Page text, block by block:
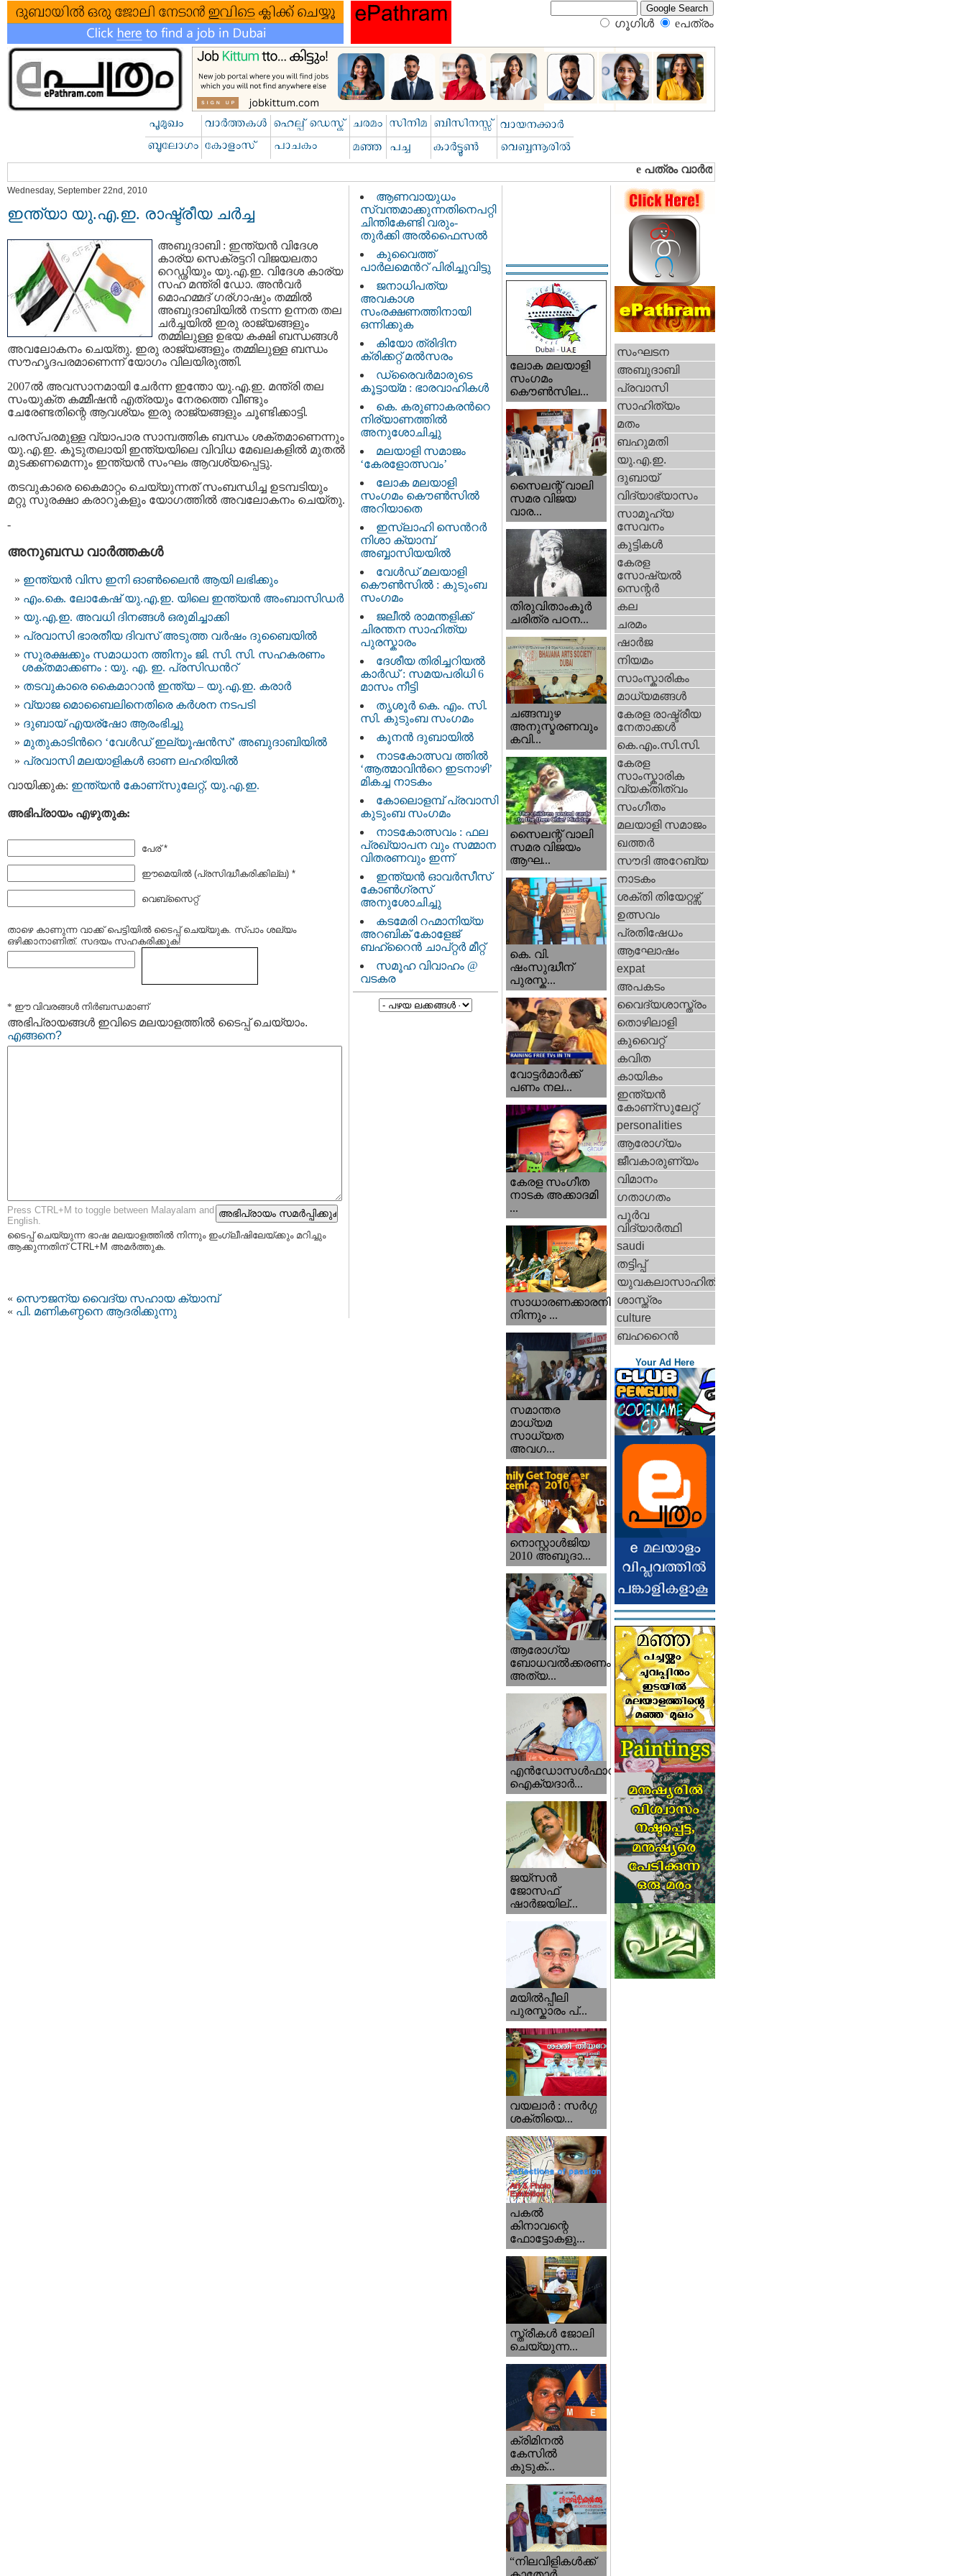
ഗൂഗിള്‍ eപത്രം‍
Wednesday, September 22nd, 2010
ഇന്ത്യാ യു.എ.ഇ. രാഷ്ട്രീയ ചര്‍ച്ച
അബുദാബി : ഇന്ത്യന്‍ വിദേശ
കാര്യ സെക്രട്ടറി വിജയലതാ
റെഡ്ഢിയും യു.എ.ഇ. വിദേശ കാര്യ
സഹ മന്ത്രി ഡോ. അന്‍വര്‍
മൊഹമ്മദ്‌ ഗര്ഗാഷും തമ്മില്‍
അബുദാബിയില്‍ നടന്ന ഉന്നത തല
ചര്‍ച്ചയില്‍ ഇരു രാജ്യങ്ങളും
തമ്മിലുള്ള ഉഭയ കക്ഷി ബന്ധങ്ങള്‍
അവലോകനം ചെയ്തു. ഇരു രാജ്യങ്ങളും തമ്മിലുള്ള ബന്ധം
സൗഹൃദപരമാണെന്ന് യോഗം വിലയിരുത്തി.
2007ല്‍ അവസാനമായി ചേര്‍ന്ന ഇന്തോ യു.എ.ഇ. മന്ത്രി തല
സംയുക്ത കമ്മീഷന്‍ എത്രയും നേരത്തെ വീണ്ടും
ചേരേണ്ടതിന്റെ ആവശ്യം ഇരു രാജ്യങ്ങളും ചൂണ്ടിക്കാട്ടി.
പരസ്പരമുള്ള വ്യാപാര സാമ്പത്തിക ബന്ധം ശക്തമാണെന്നും
യു.എ.ഇ. കൂടുതലായി ഇന്ത്യയിലെ വിവിധ മേഖലകളില്‍ മുതല്‍
മുടക്കണമെന്നും ഇന്ത്യന്‍ സംഘം ആവശ്യപ്പെട്ടു.
തടവുകാരെ കൈമാറ്റം ചെയ്യുന്നത് സംബന്ധിച്ച ഉടമ്പടിയും
മറ്റു സുരക്ഷാ കരാറുകളും യോഗത്തില്‍ അവലോകനം ചെയ്തു.
-
അനുബന്ധ വാര്‍ത്തകള്‍
ഇന്ത്യന്‍ വിസ ഇനി ഓണ്‍ലൈന്‍ ആയി ലഭിക്കും
എം.കെ. ലോകേഷ് യു.എ.ഇ. യിലെ ഇന്ത്യന്‍ അംബാസിഡര്‍
യു.എ.ഇ. അവധി ദിനങ്ങള്‍ ഒരുമിച്ചാക്കി
പ്രവാസി ഭാരതീയ ദിവസ് അടുത്ത വര്‍ഷം ദുബൈയില്‍
സുരക്ഷക്കും സമാധാന ത്തിനും ജി. സി. സി. സഹകരണം
ശക്തമാക്കണം : യു. എ. ഇ. പ്രസിഡന്‍റ്
തടവുകാരെ കൈമാറാന്‍ ഇന്ത്യ – യു.എ.ഇ. കരാര്‍
വ്യാജ മൊബൈലിനെതിരെ കര്‍ശന നടപടി
ദുബായ് എയര്ഷോ ആരംഭിച്ചു
മുതുകാടിന്‍റെ ‘വേള്‍ഡ്‌ ഇല്യൂഷന്‍സ്‌’ അബുദാബിയില്‍
പ്രവാസി മലയാളികള്‍ ഓണ ലഹരിയില്‍
വായിക്കുക: ഇന്ത്യന്‍ കോണ്സുലേറ്റ്, യു.എ.ഇ.
അഭിപ്രായം എഴുതുക:
പേര് *
ഈമെയില്‍ (പ്രസിദ്ധീകരിക്കില്ല) *
വെബ്സൈറ്റ്
താഴെ കാണുന്ന വാക്ക് പെട്ടിയില്‍ ടൈപ്പ്‌ ചെയ്യുക. സ്പാം ശല്യം
ഒഴിക്കാനാണിത്. സദയം സഹകരിക്കുക!
* ഈ വിവരങ്ങള്‍ നിര്‍ബന്ധമാണ്
അഭിപ്രായങ്ങള്‍ ഇവിടെ മലയാളത്തില്‍ ടൈപ്പ് ചെയ്യാം.
എങ്ങനെ?
Press CTRL+M to toggle between Malayalam and
English.
ടൈപ്പ്‌ ചെയ്യുന്ന ഭാഷ മലയാളത്തില്‍ നിന്നും ഇംഗ്ലീഷിലേയ്ക്കും മറിച്ചും
ആക്കുന്നതിന് CTRL+M അമര്‍ത്തുക.
« സൌജന്യ വൈദ്യ സഹായ ക്യാമ്പ്‌
« പി. മണികണ്ഠനെ ആദരിക്കുന്നു
ആണവായുധം
സ്വന്തമാക്കുന്നതിനെപറ്റി
ചിന്തികേണ്ടി വരും-
തുര്‍ക്കി അല്‍ഫൈസല്‍
കുവൈത്ത്
പാര്‍ലമെന്‍റ് പിരിച്ചുവിട്ടു
ജനാധിപത്യ
അവകാശ
സംരക്ഷണത്തിനായി
ഒന്നിക്കുക
കിയോ ത്രിദിന
ക്രിക്കറ്റ്‌ മല്‍സരം
ഡ്രൈവര്‍മാരുടെ
കൂട്ടായ്മ : ഭാരവാഹികള്‍
കെ. കരുണാകരന്‍റെ
നിര്യാണത്തില്‍
അനുശോചിച്ചു
മലയാളി സമാജം
‘കേരളോത്സവം’
ലോക മലയാളി
സംഗമം കൌണ്‍സില്‍
അറിയാതെ
ഇസ്ലാഹി സെന്‍റര്‍
നിശാ ക്യാമ്പ്
അബ്ബാസിയയില്‍
വേള്‍ഡ് മലയാളി
കൌണ്‍സില്‍ : കുടുംബ
സംഗമം
ജലീല്‍ രാമന്തളിക്ക്
ചിരന്തന സാഹിത്യ
പുരസ്കാരം
ദേശീയ തിരിച്ചറിയല്‍
കാര്‍ഡ്‌ : സമയപരിധി 6
മാസം നീട്ടി
തൃശൂര്‍ കെ. എം. സി.
സി. കുടുംബ സംഗമം
കൂനന്‍ ദുബായില്‍
നാടകോത്സവ ത്തില്‍
‘ആത്മാവിന്‍റെ ഇടനാഴി’
മികച്ച നാടകം
കോലൊളമ്പ് പ്രവാസി
കുടുംബ സംഗമം
നാടകോത്സവം : ഫല
പ്രഖ്യാപന വും സമ്മാന
വിതരണവും ഇന്ന്
ഇന്ത്യന്‍ ഓവര്‍സീസ്
കോണ്‍ഗ്രസ്‌
അനുശോചിച്ചു
കടമേരി റഹ്മാനിയ്യ
അറബിക് കോളേജ്
ബഹ്‌റൈന്‍ ചാപ്റ്റര്‍ മീറ്റ്‌
സമൂഹ വിവാഹം @
വടകര
ലോക മലയാളി
സംഗമം
കൌണ്‍സില...
സൈലന്റ് വാലി
സമര വിജയ
വാര...
തിരുവിതാംകൂര്‍
ചരിത്ര പഠന...
ചങ്ങമ്പുഴ
അനുസ്മരണവും
കവി...
സൈലന്റ് വാലി
സമര വിജയം
ആഘ...
കെ. വി.
ഷംസുദ്ധീന്
പുരസ്ക...
വോട്ടര്‍മാര്‍ക്ക്‌
പണം നല...
കേരള സംഗീത
നാടക അക്കാദമി
...
സാധാരണക്കാരനില്‍
നിന്നും ...
സമാന്തര
മാധ്യമ
സാധ്യത
അവഗ...
നൊസ്റ്റാള്‍ജിയ
2010 അബുദാ...
ആരോഗ്യ
ബോധവല്‍ക്കരണം
അത്യ...
എന്‍ഡോസള്‍ഫാന്‍
ഐക്യദാര്‍...
ജയ്സന്‍
ജോസഫ്‌
ഷാര്‍ജയില്...
മയില്‍പ്പീലി
പുരസ്കാരം പ്...
വയലാര്‍ : സര്‍ഗ്ഗ
ശക്തിയെ...
പകല്‍
കിനാവന്റെ
ഫോട്ടോകളു...
സ്ത്രീകള്‍ ജോലി
ചെയ്യുന്ന...
ക്രിമിനല്‍
കേസില്‍
കുടുക്...
“നിലവിളികള്‍ക്ക്‌
സംഘടന
അബുദാബി
പ്രവാസി
സാഹിത്യം
മതം
ബഹുമതി
യു.എ.ഇ.
ദുബായ്‌
വിദ്യാഭ്യാസം
സാമൂഹ്യ
സേവനം
കുട്ടികള്‍
കേരള
സോഷ്യല്‍
സെന്റര്‍
കല
ചരമം
ഷാര്‍ജ
നിയമം
സാംസ്കാരികം
മാധ്യമങ്ങള്‍
കേരള രാഷ്ട്രീയ
നേതാക്കള്‍
കെ.എം.സി.സി.
കേരള
സാംസ്കാരിക
വ്യക്തിത്വം
സംഗീതം
മലയാളി സമാജം
ഖത്തര്‍
സൗദി അറേബ്യ
നാടകം
ശക്തി തിയേറ്റഴ്സ്
ഉത്സവം
പ്രതിഷേധം
ആഘോഷം
expat
അപകടം
വൈദ്യശാസ്ത്രം
തൊഴിലാളി
കുവൈറ്റ്‌
കവിത
കായികം
ഇന്ത്യന്‍
കോണ്സുലേറ്റ്
personalities
ആരോഗ്യം
ജീവകാരുണ്യം
വിമാനം
ഗതാഗതം
പൂര്‍വ
വിദ്യാര്‍ത്ഥി
saudi
തട്ടിപ്പ്‌
യുവകലാസാഹിതി
ശാസ്ത്രം
culture
ബഹറൈന്‍
Your Ad Here